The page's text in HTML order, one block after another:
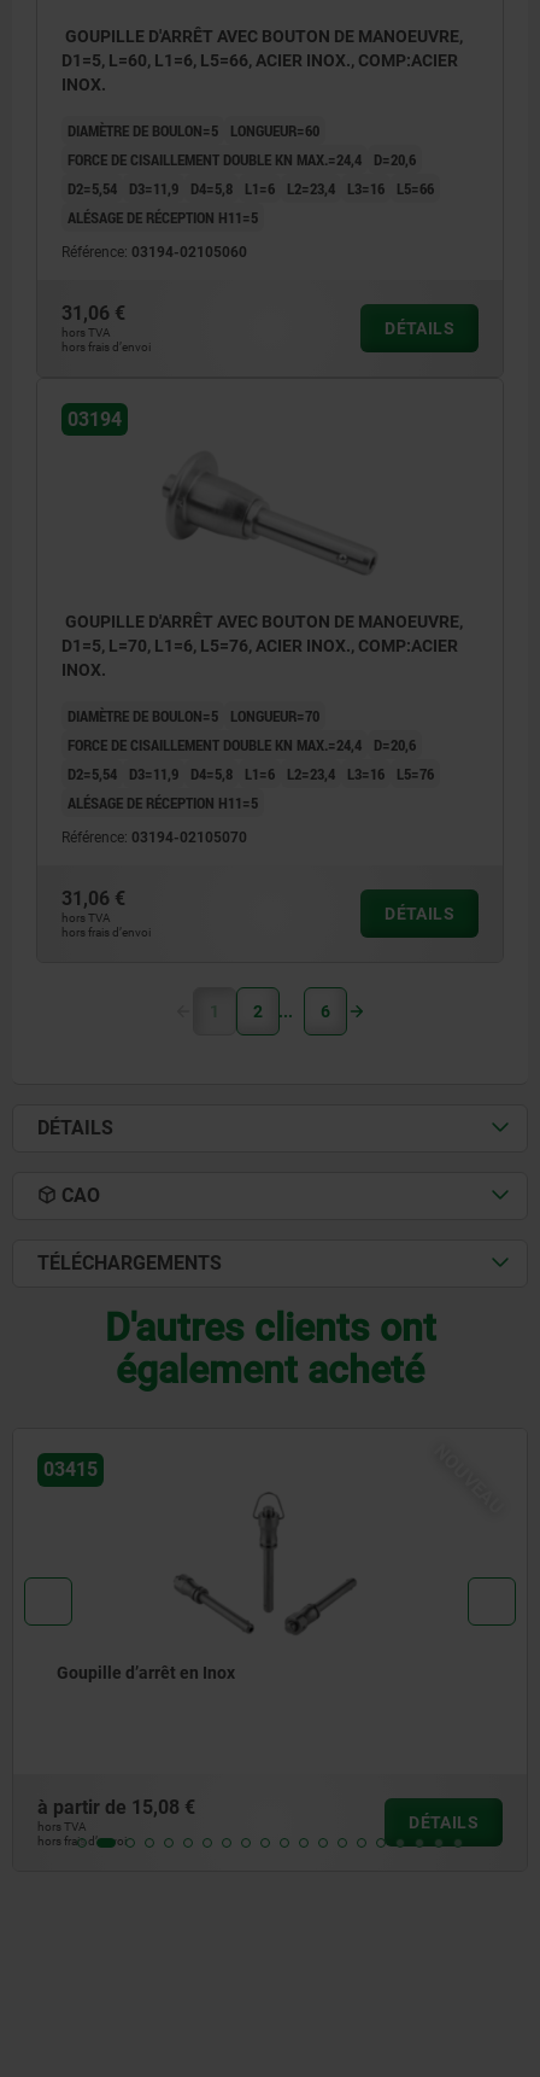
GOUPILLE D'ARRÊT AVEC BOUTON DE MANOEUVRE,
D1=5, L=60, L1=6, L5=66, ACIER INOX., COMP:ACIER
INOX.
DIAMÈTRE DE BOULON=5
LONGUEUR=60
FORCE DE CISAILLEMENT DOUBLE KN MAX.=24,4
D=20,6
D2=5,54
D3=11,9 D4=5,8 L1=6 L2=23,4 L3=16
L5=66
ALÉSAGE DE RÉCEPTION H11=5
Référence: 03194-02105060
31,06 €
hors TVA
hors frais d’envoi
DÉTAILS
03194
GOUPILLE D'ARRÊT AVEC BOUTON DE MANOEUVRE,
D1=5, L=70, L1=6, L5=76, ACIER INOX., COMP:ACIER
INOX.
DIAMÈTRE DE BOULON=5
LONGUEUR=70
FORCE DE CISAILLEMENT DOUBLE KN MAX.=24,4
D=20,6
D2=5,54
D3=11,9 D4=5,8 L1=6 L2=23,4 L3=16
L5=76
ALÉSAGE DE RÉCEPTION H11=5
Référence: 03194-02105070
31,06 €
hors TVA
hors frais d’envoi
DÉTAILS
1 2 6
DÉTAILS
CAO
TÉLÉCHARGEMENTS
D'autres clients ont
également acheté
03415
Goupille d'arrêt à résistance élevée au cisaillement
à partir de18,92 €
hors frais d’envoi
DÉTAILS